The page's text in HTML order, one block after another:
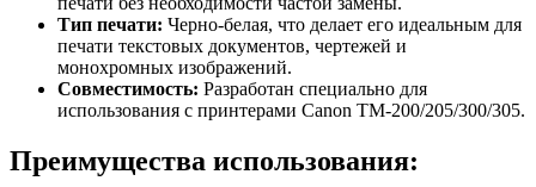
Тип печати: Черно-белая, что делает его идеальным для
печати текстовых документов, чертежей и
монохромных изображений.
Совместимость: Разработан специально для
использования с принтерами Canon TM-200/205/300/305.
Преимущества использования: